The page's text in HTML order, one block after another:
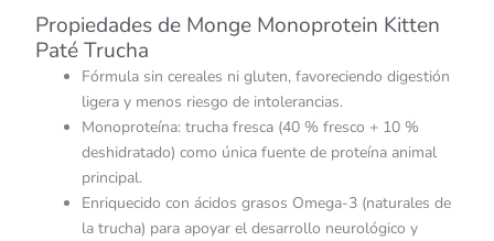
Propiedades de Monge Monoprotein Kitten
Paté Trucha
Fórmula sin cereales ni gluten, favoreciendo digestión
ligera y menos riesgo de intolerancias.
Monoproteína: trucha fresca (40 % fresco + 10 %
deshidratado) como única fuente de proteína animal
principal.
Enriquecido con ácidos grasos Omega-3 (naturales de
la trucha) para apoyar el desarrollo neurológico y